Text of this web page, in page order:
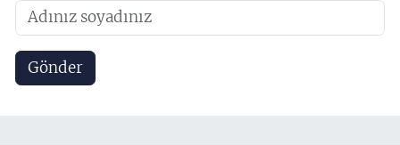
Gönder